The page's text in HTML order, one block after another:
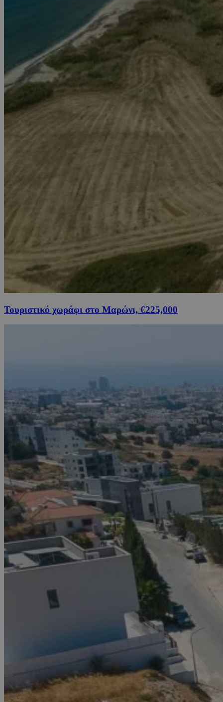
Τουριστικό χωράφι στο Μαρώνι, €225,000